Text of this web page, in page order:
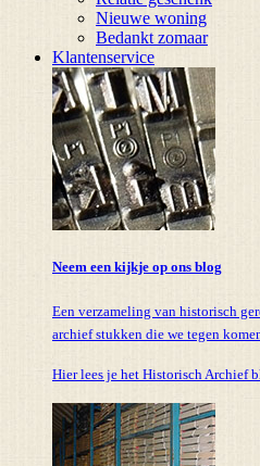
Nieuwe woning
Bedankt zomaar
Klantenservice
Neem een kijkje op ons blog
Een verzameling van historisch
archief stukken die we tegen
Hier lees je het Historisch Archief